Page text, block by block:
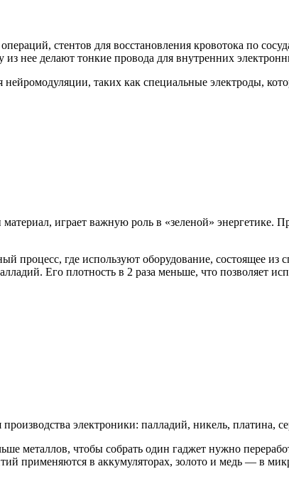
стентов для восстановления кровотока по
нее делают тонкие провода для внутренних
таких как специальные электроды,
играет важную роль в «зеленой» энергетике.
процесс, где используют оборудование, состоящее из
Его плотность в 2 раза меньше, что позволяет
электроники: палладий, никель, платина,
металлов, чтобы собрать один гаджет нужно
применяются в аккумуляторах, золото и медь — в